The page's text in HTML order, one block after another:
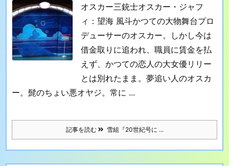
オスカー三銃士オスカー・ジャフ
ィ：望海 風斗かつての大物舞台プロ
デューサーのオスカー。しかし今は
借金取りに追われ、職員に賃金を払
えず、かつての恋人の大女優リリー
とは別れたまま。夢追い人のオスカ
ー。 髭のちょい悪オヤジ。常に ...
記事を読む 雪組『20世紀号に ...